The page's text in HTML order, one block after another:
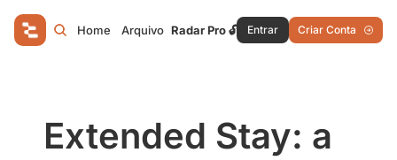
Home Arquivo Radar Pro 🔓 Entrar Criar Conta
Extended Stay: a